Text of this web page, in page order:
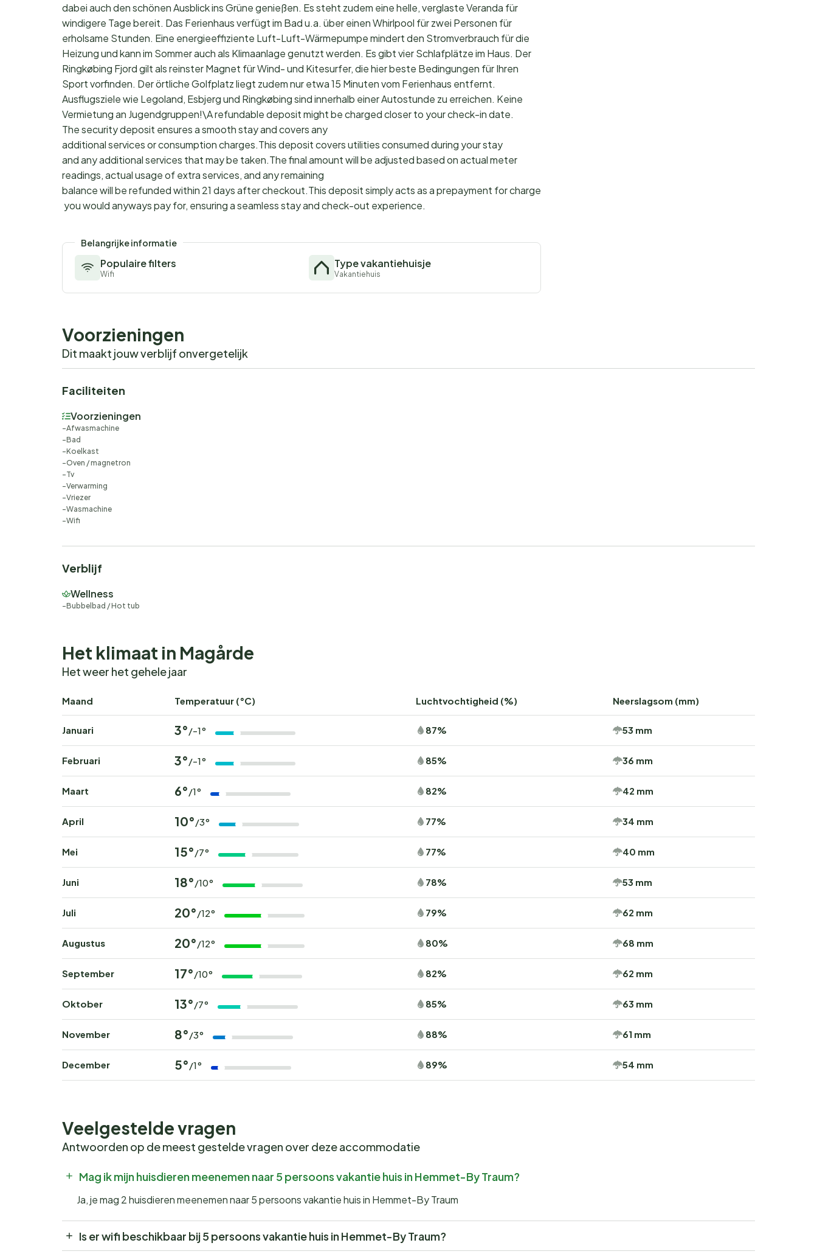
dabei auch den schönen Ausblick ins Grüne genießen. Es steht zudem eine helle, verglaste Veranda für
windigere Tage bereit. Das Ferienhaus verfügt im Bad u.a. über einen Whirlpool für zwei Personen für
erholsame Stunden. Eine energieeffiziente Luft-Luft-Wärmepumpe mindert den Stromverbrauch für die
Heizung und kann im Sommer auch als Klimaanlage genutzt werden. Es gibt vier Schlafplätze im Haus. Der
Ringkøbing Fjord gilt als reinster Magnet für Wind- und Kitesurfer, die hier beste Bedingungen für Ihren
Sport vorfinden. Der örtliche Golfplatz liegt zudem nur etwa 15 Minuten vom Ferienhaus entfernt.
Ausflugsziele wie Legoland, Esbjerg und Ringkøbing sind innerhalb einer Autostunde zu erreichen. Keine
Vermietung an Jugendgruppen!\A refundable deposit might be charged closer to your check-in date.
The security deposit ensures a smooth stay and covers any
additional services or consumption charges.This deposit covers utilities consumed during your stay
and any additional services that may be taken.The final amount will be adjusted based on actual meter
readings, actual usage of extra services, and any remaining
balance will be refunded within 21 days after checkout.This deposit simply acts as a prepayment for charges that
you would anyways pay for, ensuring a seamless stay and check-out experience.
Belangrijke informatie
Populaire filters
Wifi
Type vakantiehuisje
Vakantiehuis
Voorzieningen
Dit maakt jouw verblijf onvergetelijk
Faciliteiten
Voorzieningen
Afwasmachine
Bad
Koelkast
Oven / magnetron
Tv
Verwarming
Vriezer
Wasmachine
Wifi
Verblijf
Wellness
Bubbelbad / Hot tub
Het klimaat in Magårde
Het weer het gehele jaar
Maand Temperatuur (°C) Luchtvochtigheid (%) Neerslagsom (mm)
Januari 3° /-1° 87% 53 mm
Februari 3° /-1° 85% 36 mm
Maart 6° /1° 82% 42 mm
April 10° /3° 77% 34 mm
Mei 15° /7° 77% 40 mm
Juni 18° /10° 78% 53 mm
Juli 20° /12° 79% 62 mm
Augustus 20° /12° 80% 68 mm
September 17° /10° 82% 62 mm
Oktober 13° /7° 85% 63 mm
November 8° /3° 88% 61 mm
December 5° /1° 89% 54 mm
Veelgestelde vragen
Antwoorden op de meest gestelde vragen over deze accommodatie
Mag ik mijn huisdieren meenemen naar 5 persoons vakantie huis in Hemmet-By Traum?
Ja, je mag 2 huisdieren meenemen naar 5 persoons vakantie huis in Hemmet-By Traum
Is er wifi beschikbaar bij 5 persoons vakantie huis in Hemmet-By Traum?